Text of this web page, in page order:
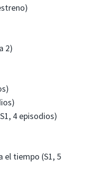
2)
4 episodios)
el tiempo (S1, 5